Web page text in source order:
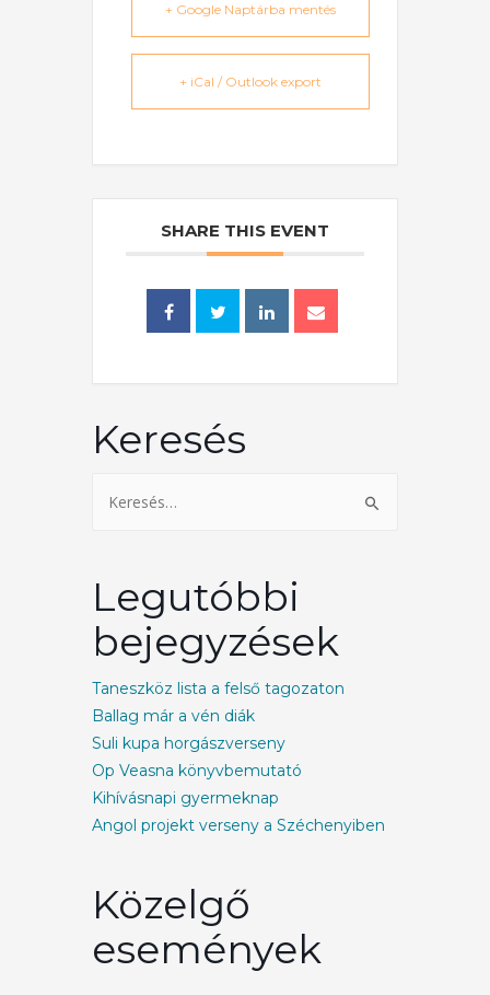
+ Google Naptárba mentés
+ iCal / Outlook export
SHARE THIS EVENT
Keresés
Legutóbbi
bejegyzések
Taneszköz lista a felső tagozaton
Ballag már a vén diák
Suli kupa horgászverseny
Op Veasna könyvbemutató
Kihívásnapi gyermeknap
Angol projekt verseny a Széchenyiben
Közelgő
események